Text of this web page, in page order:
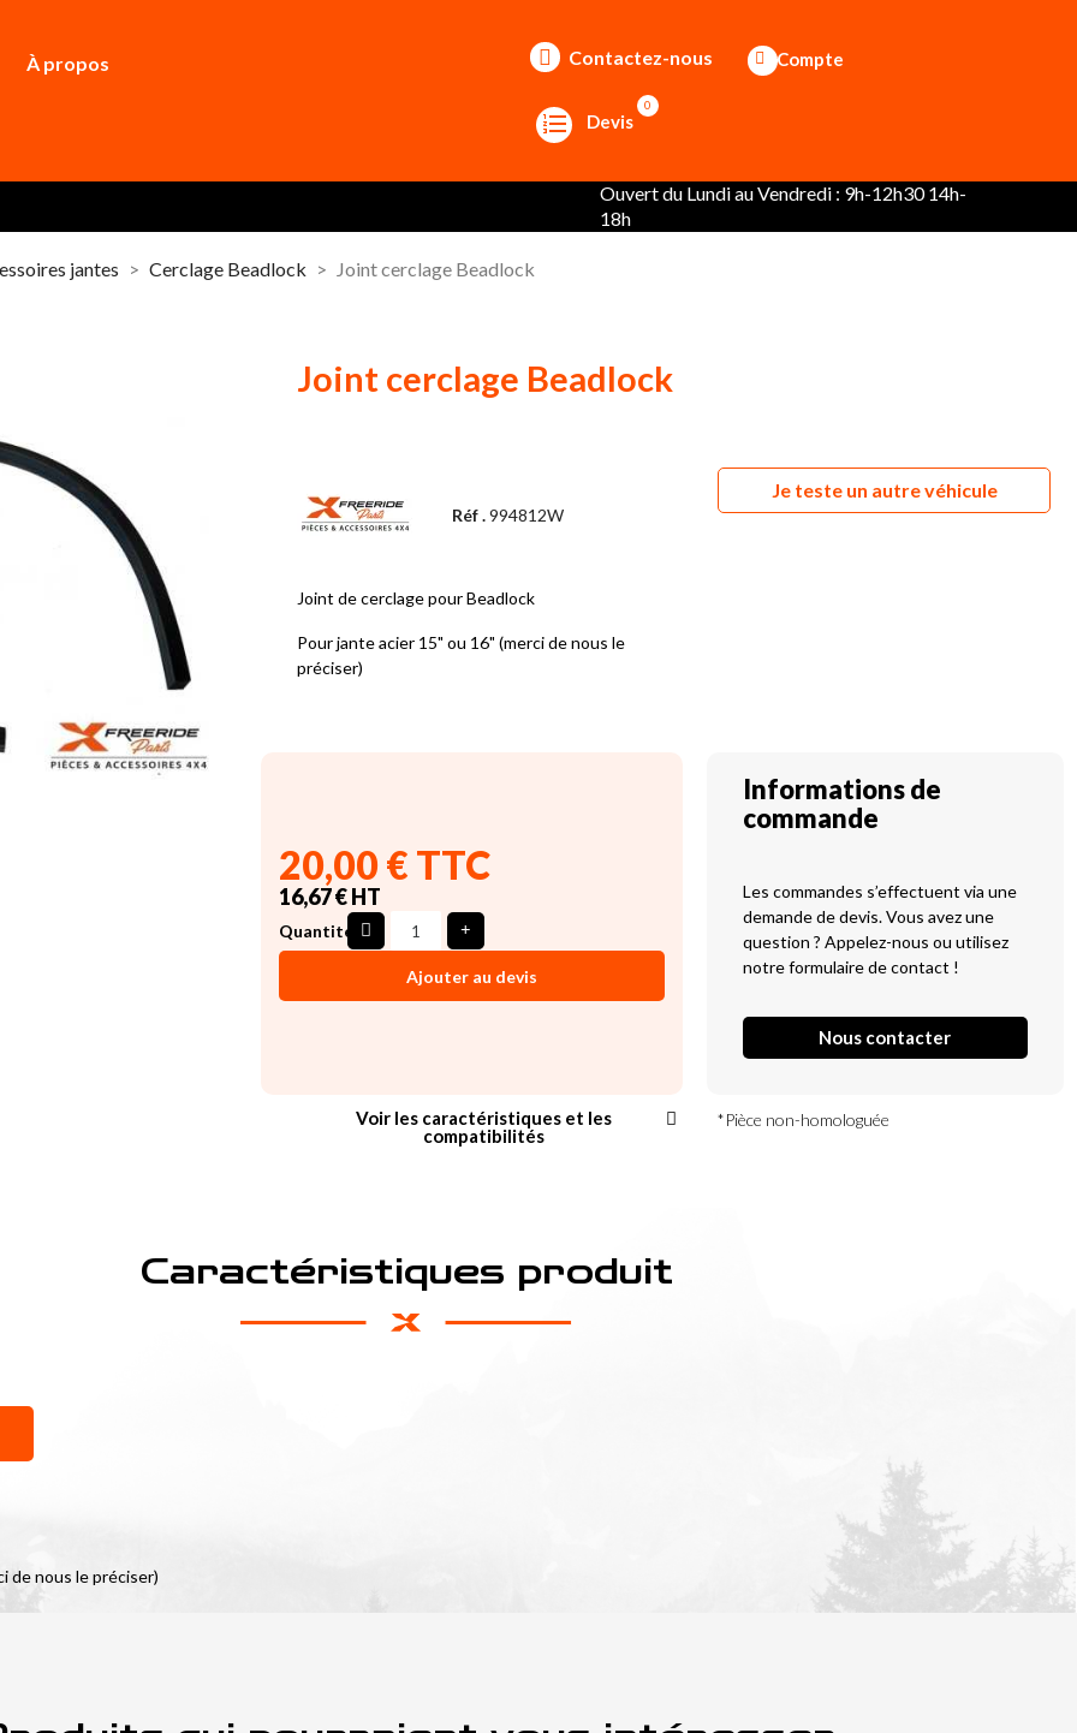
À propos Contactez-nous Compte
Devis
0
Ouvert du Lundi au Vendredi : 9h-12h30 14h-
18h
jantes Cerclage Beadlock Joint cerclage Beadlock
Joint cerclage Beadlock
Réf .994812W
Joint de cerclage pour Beadlock
Pour jante acier 15" ou 16" (merci de nous le
préciser)
Je teste un autre véhicule
20,00 € TTC
16,67 € HT
Quantité
Ajouter au devis
Informations de
commande
Les commandes s’effectuent via une
demande de devis. Vous avez une
question ? Appelez-nous ou utilisez
notre formulaire de contact !
Nous contacter
Voir les caractéristiques et les
compatibilités
*Pièce non-homologuée
Caractéristiques produit
de nous le préciser)